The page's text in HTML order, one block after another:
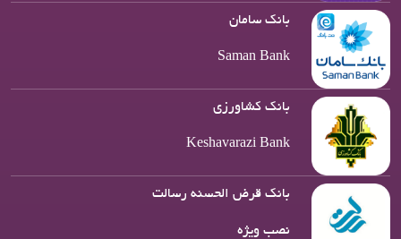
بانک سامان
Saman Bank
بانک کشاورزی
Keshavarazi Bank
بانک قرض الحسنه رسالت
نصب ویژه